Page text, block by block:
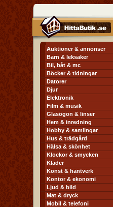
Auktioner & annonser
Barn & leksaker
Bil, båt & mc
Böcker & tidningar
Datorer
Djur
Elektronik
Film & musik
Glasögon & linser
Hem & inredning
Hobby & samlingar
Hus & trädgård
Hälsa & skönhet
Klockor & smycken
Kläder
Konst & hantverk
Kontor & ekonomi
Ljud & bild
Mat & dryck
Mobil & telefoni